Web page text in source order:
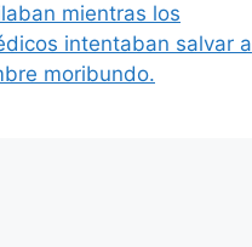
mientras los
intentaban salvar a
moribundo.